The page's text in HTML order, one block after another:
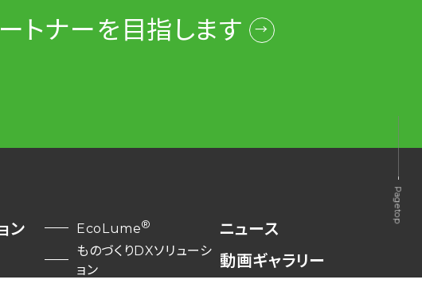
トナーを 目指します
ン EcoLume®
ものづくりDXソリューシ
ョン
ニュース
動画ギャラリー